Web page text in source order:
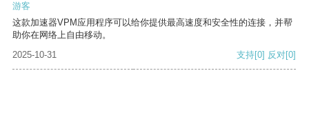
游客
这款加速器VPM应用程序可以给你提供最高速度和安全性的连接，并帮
助你在网络上自由移动。
2025-10-31
支持[0] 反对[0]